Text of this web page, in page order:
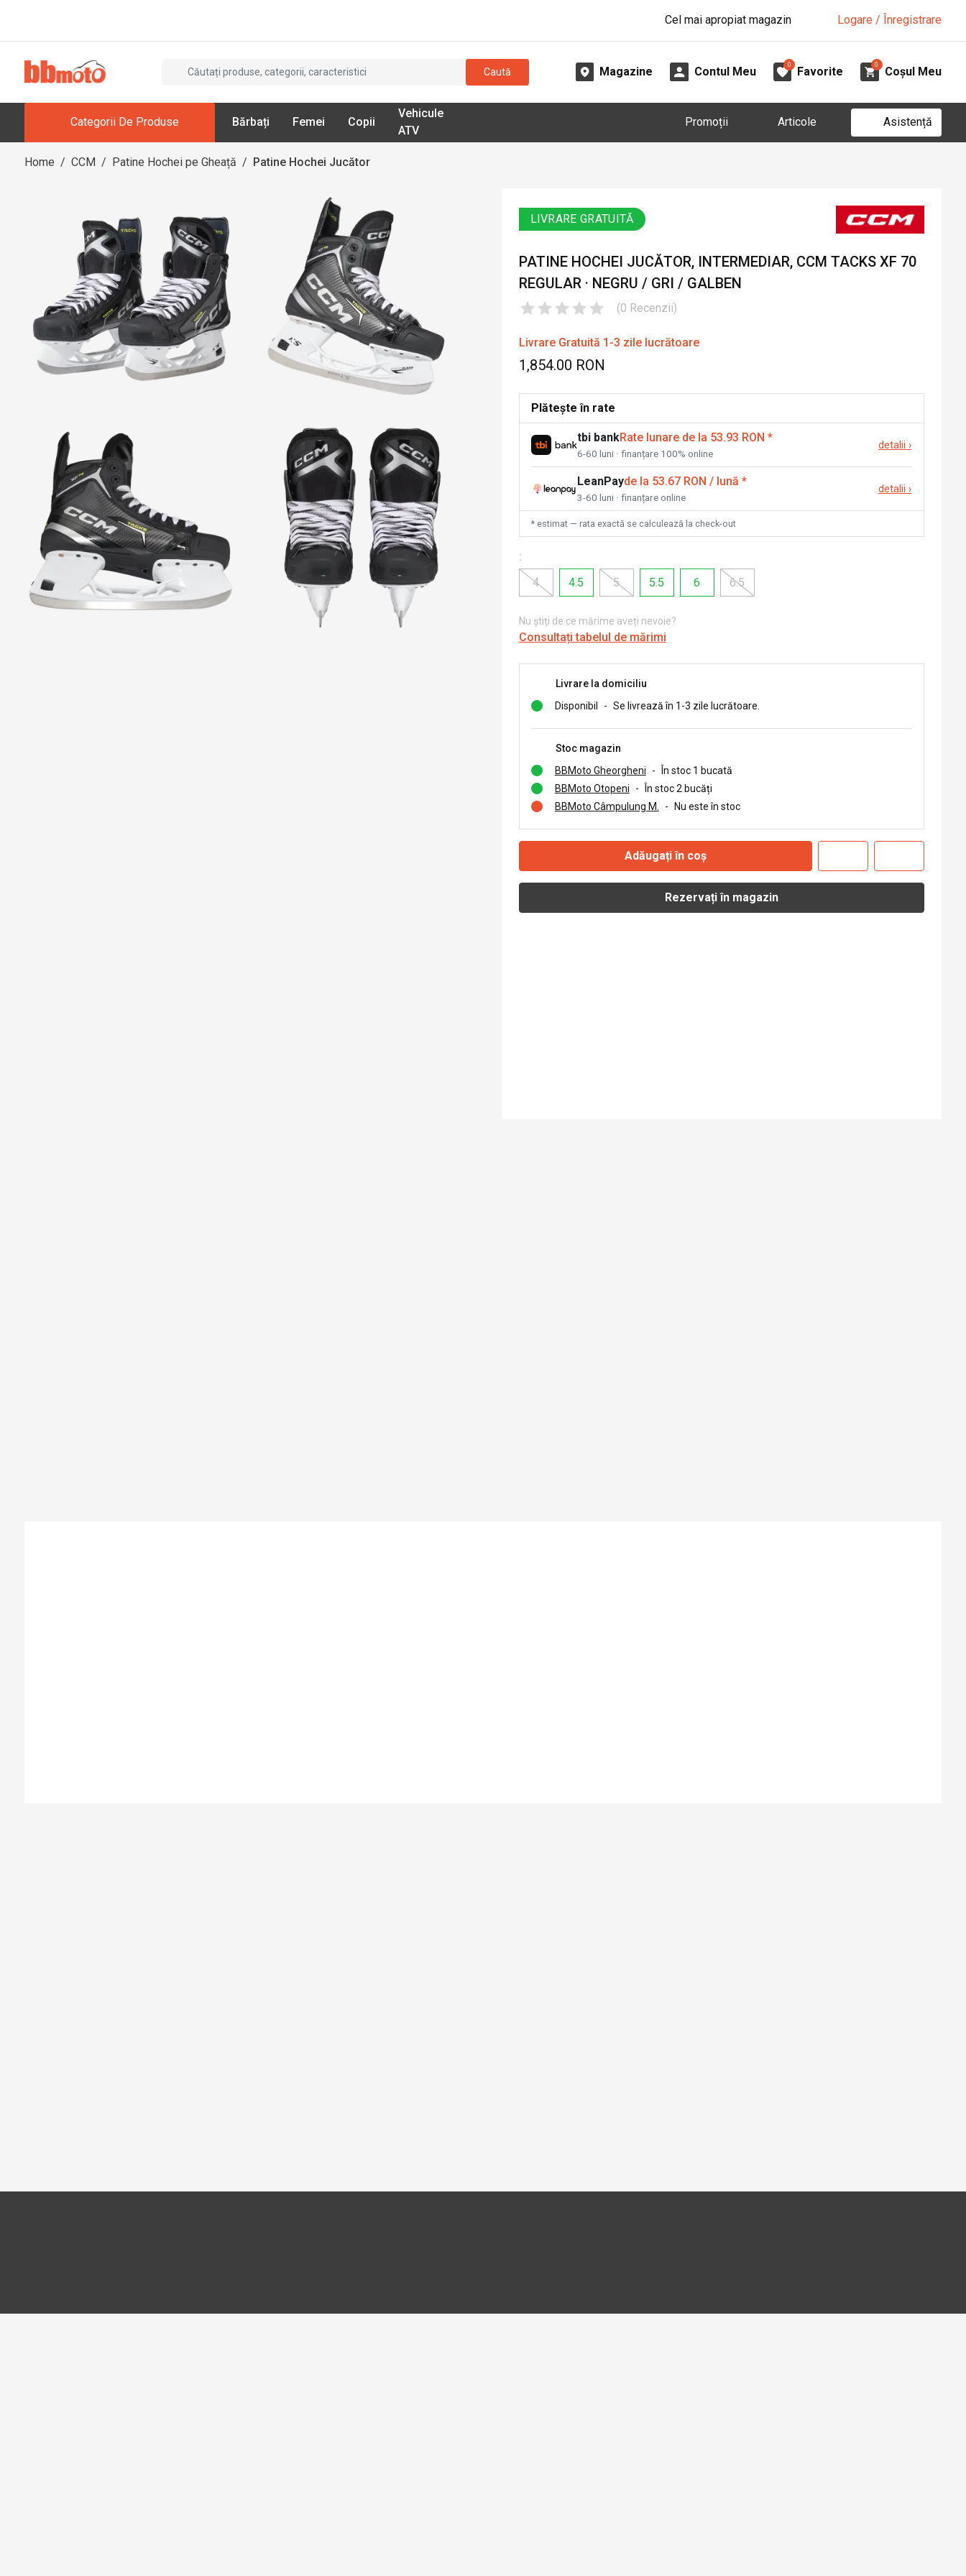
Cel mai apropiat magazin Logare / Înregistrare
Caută Magazine Contul Meu
0
Favorite
0
Coșul Meu
Categorii De Produse Bărbați Femei Copii
Vehicule
ATV
Promoții Articole Asistență
Home / CCM / Patine Hochei pe Gheață / Patine Hochei Jucător
LIVRARE GRATUITĂ
PATINE HOCHEI JUCĂTOR, INTERMEDIAR, CCM TACKS XF 70
REGULAR · NEGRU / GRI / GALBEN
(0 Recenzii)
Livrare Gratuită 1-3 zile lucrătoare
1,854.00 RON
Plătește în rate
tbi bankRate lunare de la 53.93 RON *
6-60 luni · finanțare 100% online
detalii ›
LeanPayde la 53.67 RON / lună *
3-60 luni · finanțare online
detalii ›
* estimat — rata exactă se calculează la check-out
:
4
4.5 5 5.5 6 6.5
Nu știți de ce mărime aveți nevoie?
Consultați tabelul de mărimi
Livrare la domiciliu
Disponibil
- Se livrează în 1-3 zile lucrătoare.
Stoc magazin
BBMoto Gheorgheni
-
În stoc 1 bucată
BBMoto Otopeni
-
În stoc 2 bucăți
BBMoto Câmpulung M.
- Nu este în stoc
Adăugați în coș
Rezervați în magazin